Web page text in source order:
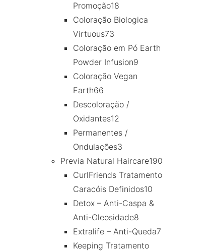
Promoção18
Coloração Biologica
Virtuous73
Coloração em Pó Earth
Powder Infusion9
Coloração Vegan
Earth66
Descoloração /
Oxidantes12
Permanentes /
Ondulações3
Previa Natural Haircare190
CurlFriends Tratamento
Caracóis Definidos10
Detox – Anti-Caspa &
Anti-Oleosidade8
Extralife – Anti-Queda7
Keeping Tratamento